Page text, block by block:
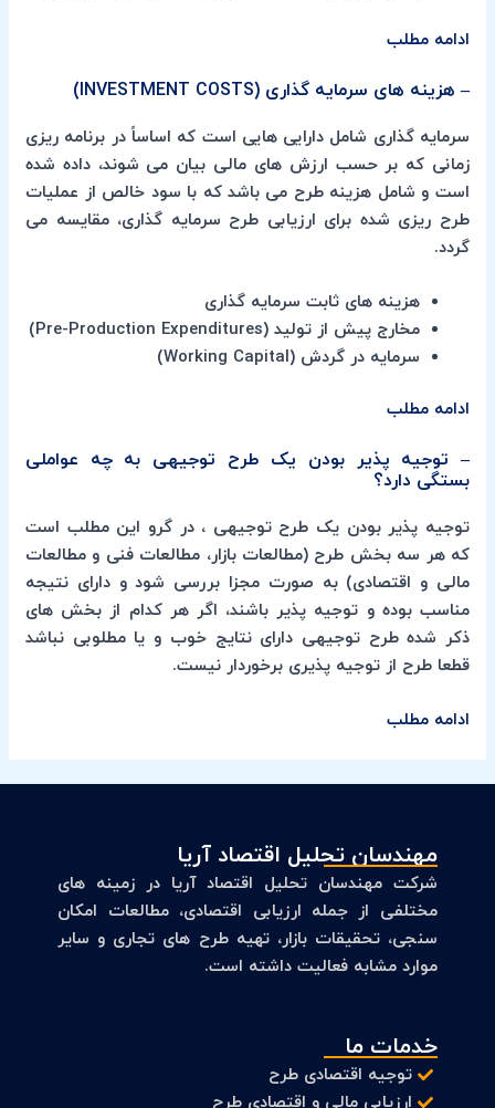
ادامه مطلب
– هزینه های سرمایه گذاری (INVESTMENT COSTS)
سرمایه گذاری شامل دارایی هایی است که اساساً در برنامه ریزی
زمانی که بر حسب ارزش های مالی بیان می شوند، داده شده
است و شامل هزینه طرح می باشد که با سود خالص از عملیات
طرح ریزی شده برای ارزیابی طرح سرمایه گذاری، مقایسه می
گردد.
هزینه های ثابت سرمایه گذاری
مخارج پیش از تولید (Pre-Production Expenditures)
سرمایه در گردش (Working Capital)
ادامه مطلب
– توجیه پذیر بودن یک طرح توجیهی به چه عواملی
بستگی دارد؟
توجیه پذیر بودن یک طرح توجیهی ، در گرو این مطلب است
که هر سه بخش طرح (مطالعات بازار، مطالعات فنی و مطالعات
مالی و اقتصادی) به صورت مجزا بررسی شود و دارای نتیجه
مناسب بوده و توجیه پذیر باشند، اگر هر کدام از بخش های
ذکر شده طرح توجیهی دارای نتایج خوب و یا مطلوبی نباشد
قطعا طرح از توجیه پذیری برخوردار نیست.
ادامه مطلب
مهندسان تحلیل اقتصاد آریا
شرکت مهندسان تحلیل اقتصاد آریا در زمینه های
مختلفی از جمله ارزیابی اقتصادی، مطالعات امکان
سنجی، تحقیقات بازار، تهیه طرح های تجاری و سایر
موارد مشابه فعالیت داشته است.
خدمات ما
توجیه اقتصادی طرح
ارزیابی مالی و اقتصادی طرح